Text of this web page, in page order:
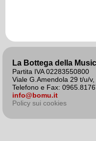
La Bottega della
Partita IVA 02283550800
Viale G.Amendola 29 t/u/
Telefono e Fax:
info@bomu.it
Policy sui cookies